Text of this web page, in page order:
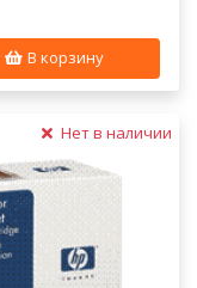
В корзину
Нет в наличии